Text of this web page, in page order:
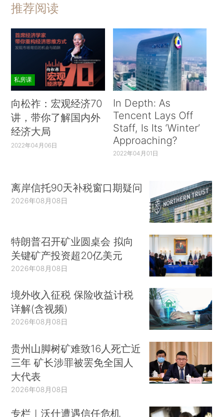
推荐阅读
私房课
向松祚：宏观经济70
讲，带你了解国内外
经济大局
2022年04月06日
In Depth: As
Tencent Lays Off
Staff, Is Its ‘Winter’
Approaching?
2022年04月01日
离岸信托90天补税窗口期疑问
2026年08月08日
特朗普召开矿业圆桌会 拟向
关键矿产投资超20亿美元
2026年08月08日
境外收入征税 保险收益计税
详解(含视频)
2026年08月08日
贵州山脚树矿难致16人死亡近
三年 矿长涉罪被罢免全国人
大代表
2026年08月08日
专栏｜沃什遭遇信任危机